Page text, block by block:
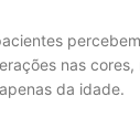
nas
da idade.